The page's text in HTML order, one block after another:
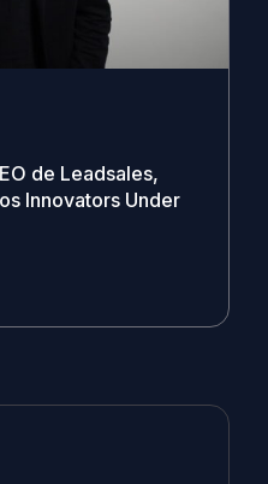
de Leadsales,
Innovators Under